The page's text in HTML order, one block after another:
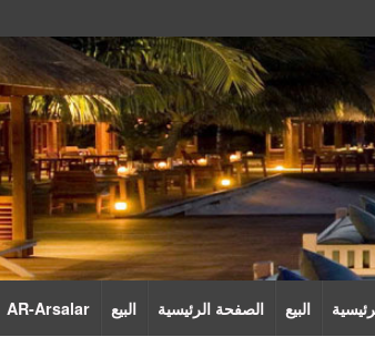
البيع الصفحة الرئيسية البيع AR-Arsalar